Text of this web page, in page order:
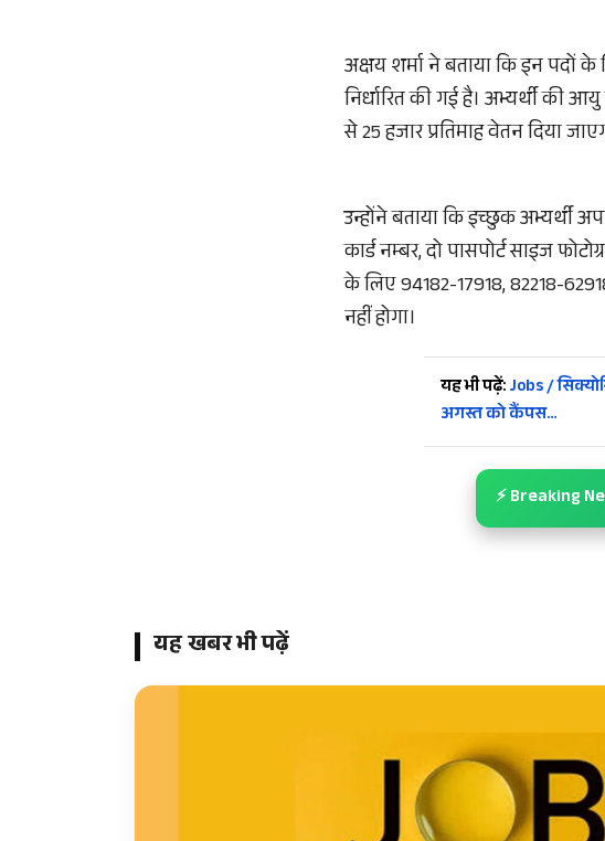
अक्षय शर्मा ने बताया कि इन पदों
निर्धारित की गई है। अभ्यर्थी की
से 25 हजार प्रतिमाह वेतन दिया
उन्होंने बताया कि इच्छुक अभ्यर्थी
कार्ड नम्बर, दो पासपोर्ट साइज
के लिए 94182-17918, 82218-
नहीं होगा।
यह भी पढ़ें:Jobs /
अगस्त को कैंपस…
⚡ Breaking
यह खबर भी पढ़ें